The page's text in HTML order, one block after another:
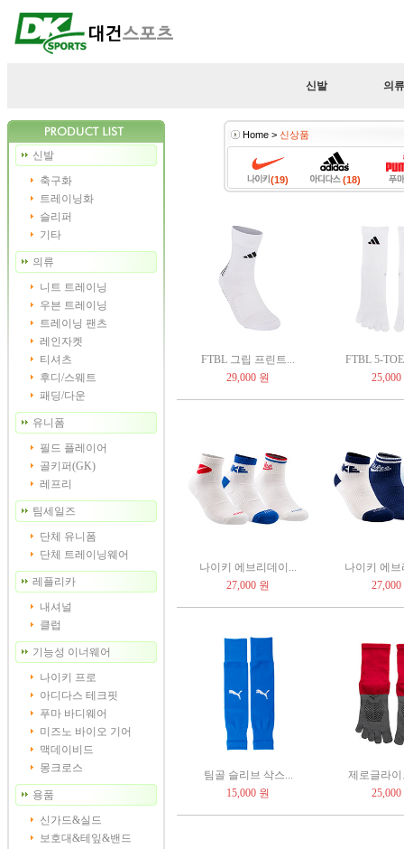
신발 의
신발
축구화
트레이닝화
슬리퍼
기타
의류
니트 트레이닝
우븐 트레이닝
트레이닝 팬츠
레인자켓
티셔츠
후디/스웨트
패딩/다운
유니폼
필드 플레이어
골키퍼(GK)
레프리
팀세일즈
단체 유니폼
단체 트레이닝웨어
레플리카
내셔널
클럽
기능성 이너웨어
나이키 프로
아디다스 테크핏
푸마 바디웨어
미즈노 바이오 기어
맥데이비드
몽크로스
용품
신가드&실드
보호대&테잎&밴드
Home > 신상품
(19) (18)
FTBL 그립 프린트...
29,000 원
FTBL 5-
나이키 에브리데이...
27,000 원
나이키 에브
팀골 슬리브 삭스...
15,000 원
제로글라